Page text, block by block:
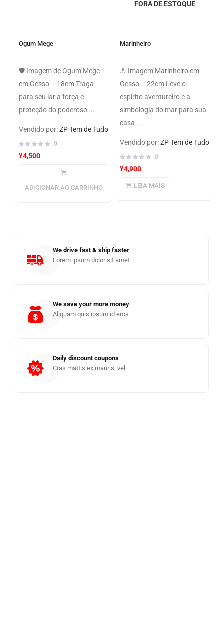
Ogum Mege
🛡️ Imagem de Ogum Mege
em Gesso – 18cm Traga
para seu lar a força e
proteção do poderoso ...
Vendido por:ZP Tem de Tudo
0
¥4,500
ADICIONAR AO CARRINHO
FORA DE ESTOQUE
Marinheiro
⚓ Imagem Marinheiro em
Gesso – 22cm Leve o
espírito aventureiro e a
simbologia do mar para sua
casa ...
Vendido por:ZP Tem de Tudo
0
¥4,900
LEIA MAIS
We drive fast & ship faster
Lorem ipsum dolor sit amet
We save your more money
Aliquam quis ipsum id eros
Daily discount coupons
Cras mattis ex mauris, vel